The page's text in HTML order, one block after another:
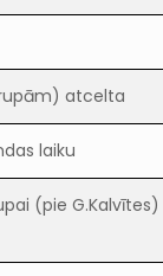
atcelta
laiku
(pie G.Kalvītes)